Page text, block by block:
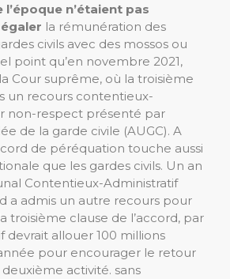
l’époque n’étaient pas
la rémunération des
civils avec des mossos ou
point qu’en novembre 2021,
Cour suprême, où la troisième
un recours contentieux-
non-respect présenté par
de la garde civile (AUGC). A
de péréquation touche aussi
que les gardes civils. Un an
Contentieux-Administratif
a admis un autre recours pour
troisième clause de l’accord, par
devrait allouer 100 millions
pour encourager le retour
activité. sans